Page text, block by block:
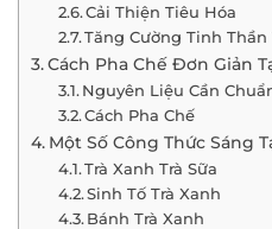
Cải Thiện Tiêu Hóa
Tăng Cường Tinh Thần
Cách Pha Chế Đơn Giản
Nguyên Liệu Cần
Cách Pha Chế
Một Số Công Thức Sáng
Trà Xanh Trà Sữa
Sinh Tố Trà Xanh
Bánh Trà Xanh